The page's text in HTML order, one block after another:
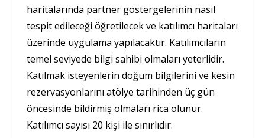
haritalarında partner göstergelerinin nasıl
tespit edileceği öğretilecek ve katılımcı haritaları
üzerinde uygulama yapılacaktır. Katılımcıların
temel seviyede bilgi sahibi olmaları yeterlidir.
Katılmak isteyenlerin doğum bilgilerini ve kesin
rezervasyonlarını atölye tarihinden üç gün
öncesinde bildirmiş olmaları rica olunur.
Katılımcı sayısı 20 kişi ile sınırlıdır.